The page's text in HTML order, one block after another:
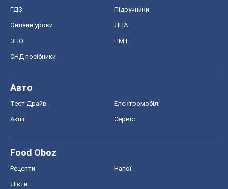
ГДЗ Підручники
Онлайн уроки ДПА
ЗНО НМТ
СНД посібники
Авто
Тест Драйв Електромобілі
Акції Сервіс
Food Oboz
Рецепти Напої
Дієти